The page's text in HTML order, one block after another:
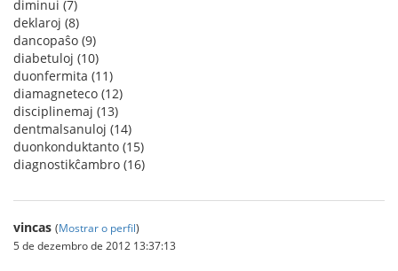
diminui (7)
deklaroj (8)
dancopaŝo (9)
diabetuloj (10)
duonfermita (11)
diamagneteco (12)
disciplinemaj (13)
dentmalsanuloj (14)
duonkonduktanto (15)
diagnostikĉambro (16)
vincas (Mostrar o perfil)
5 de dezembro de 2012 13:37:13